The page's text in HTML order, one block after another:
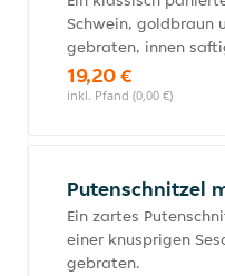
Schwein, goldbraun
gebraten, innen
19,20 €
inkl. Pfand (0,00 €)
Putenschnitzel
Ein zartes
einer knusprigen
gebraten.